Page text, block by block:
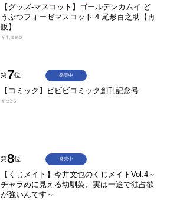
【グッズ-マスコット】ゴールデンカムイ ど
うぶつフォーゼマスコット 4.尾形百之助【再
販】
￥1,980
第7位
【コミック】ビビビコミック創刊記念号
￥935
発売中
第8位
【くじメイト】今井文也のくじメイトVol.4～
チャラめに見える幼馴染、実は一途で独占欲
が強いんです～
発売中